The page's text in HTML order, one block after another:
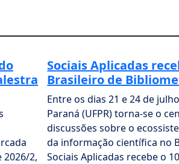
2026/2,
Sociais Aplicadas
Brasileiro de
Entre os dias 21 e 24 de
Paraná (UFPR) torna-se o
discussões sobre o
da informação científica no
Sociais Aplicadas recebe o